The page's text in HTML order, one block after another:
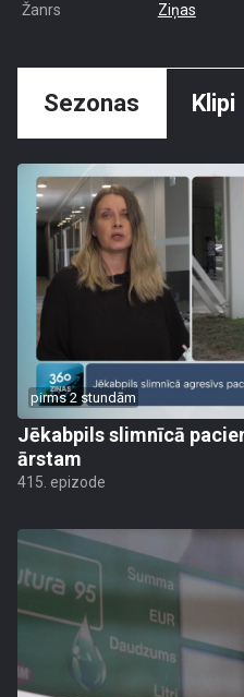
Žanrs Ziņas
Sezonas Klipi
pirms 2 stundām
Jēkabpils slimnīcā
ārstam
415. epizode